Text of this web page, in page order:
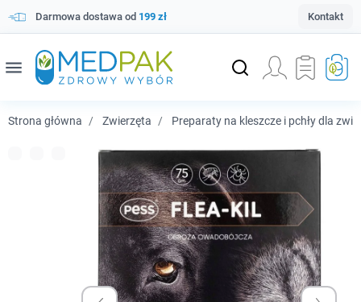
Darmowa dostawa od 199 zł Kontakt
menu
Strona główna Zwierzęta Preparaty na kleszcze i pchły dla